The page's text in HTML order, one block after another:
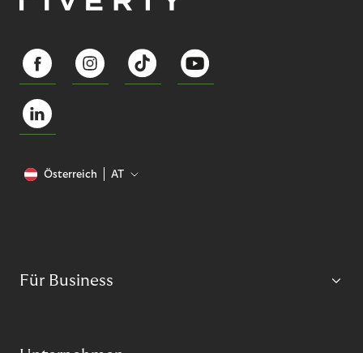
Österreich AT
Für Business